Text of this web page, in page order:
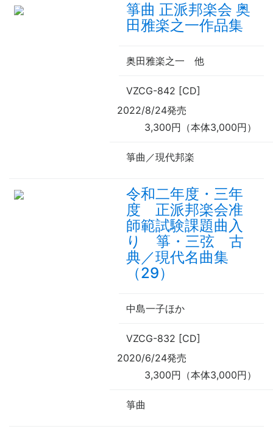
箏曲 正派邦楽会 奥
田雅楽之一作品集
奥田雅楽之一 他
VZCG-842 [CD]
2022/8/24発売
3,300円（本体3,000円）
箏曲／現代邦楽
令和二年度・三年
度 正派邦楽会准
師範試験課題曲入
り 箏・三弦 古
典／現代名曲集
（29）
中島一子ほか
VZCG-832 [CD]
2020/6/24発売
3,300円（本体3,000円）
箏曲